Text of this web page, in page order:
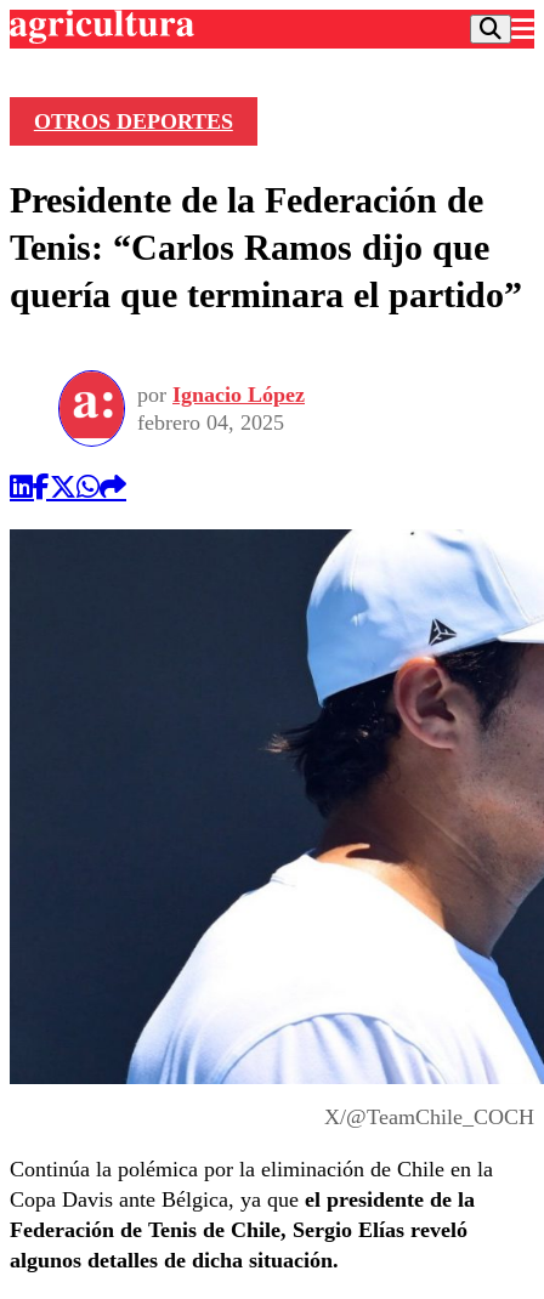
Frecuencias
Agricultura TV
Deportes
Colo Colo
Seleccion Chilena
Torneo Internacional
Universidad de Chile
Entretención
Economía
Internacional
Sustentabilidad
Publicaciones en medios
Opinión
OTROS DEPORTES
Presidente de la Federación de
Tenis: “Carlos Ramos dijo que
quería que terminara el partido”
por Ignacio López
febrero 04, 2025
X/@TeamChile_COCH
Continúa la polémica por la eliminación de Chile en la
Copa Davis ante Bélgica, ya que el presidente de la
Federación de Tenis de Chile, Sergio Elías reveló
algunos detalles de dicha situación.